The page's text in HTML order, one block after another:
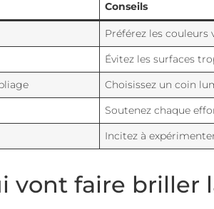
Conseils
Préférez les
Évitez les surfaces
Choisissez un coin
Soutenez chaque
Incitez à
vont faire briller